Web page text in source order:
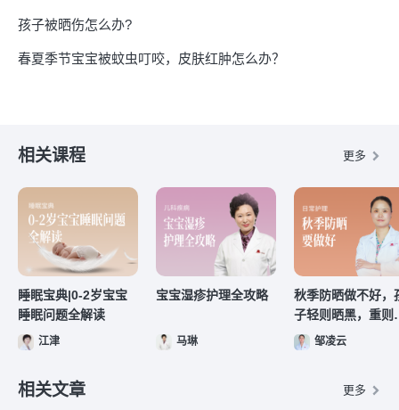
孩子被晒伤怎么办?
春夏季节宝宝被蚊虫叮咬，皮肤红肿怎么办？
相关课程 更多
睡眠宝典|0-2岁宝宝
睡眠问题全解读
江津
宝宝湿疹护理全攻略
马琳
秋季防晒做不好，
子轻则晒黑，重则
卑
邹凌云
相关文章 更多